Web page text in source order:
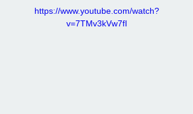
https://www.youtube.com/watch?
v=7TMv3kVw7fI